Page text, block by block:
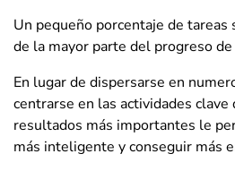
Un pequeño porcentaje de
de la mayor parte del progreso
En lugar de dispersarse en
centrarse en las actividades clave
resultados más importantes le
más inteligente y conseguir más